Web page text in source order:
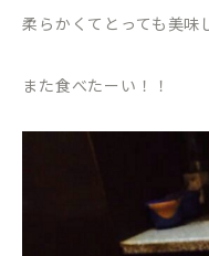
柔らかくてとっても美味
また食べたーい！！